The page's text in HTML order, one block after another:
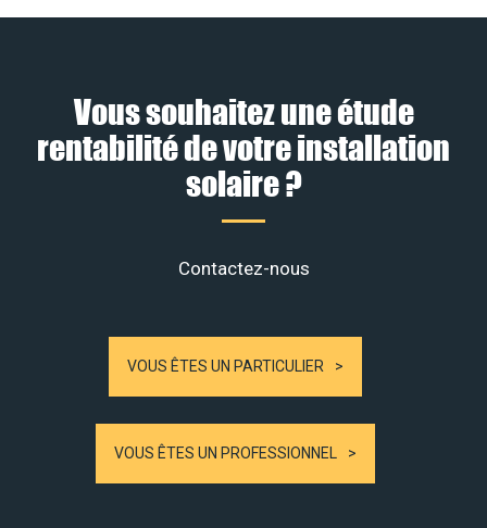
Vous souhaitez une étude
rentabilité de votre installation
solaire ?
Contactez-nous
VOUS ÊTES UN PARTICULIER
VOUS ÊTES UN PROFESSIONNEL